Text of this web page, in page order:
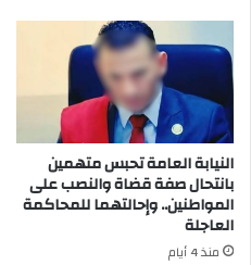
النيابة العامة تحبس متهمين
بانتحال صفة قضاة والنصب على
المواطنين.. وإحالتهما للمحاكمة
العاجلة
منذ 4 أيام